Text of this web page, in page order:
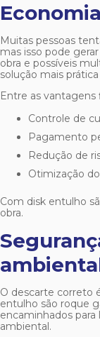
Muitas pessoas
mas isso pode
obra e possíveis
solução mais
Entre as vantagens
Controle de
Pagamento
Redução de
Otimização
Com disk entulho
obra.
O descarte correto
entulho são roque
encaminhados para
ambiental.